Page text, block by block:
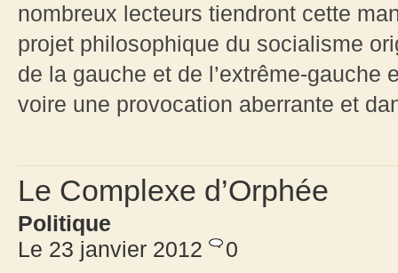
nombreux lecteurs tiendront cette
projet philosophique du socialisme
de la gauche et de l’extrême-
voire une provocation aberrante et
Le Complexe d’Orphée
Politique
Le 23 janvier 2012
0